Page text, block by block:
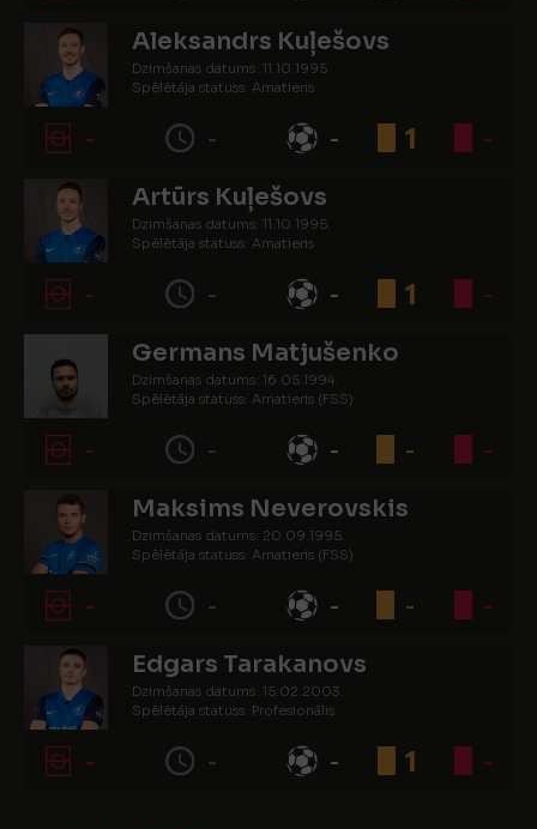
Aleksandrs Kuļešovs
Dzimšanas datums: 11.10.1995.
Spēlētāja statuss: Amatieris
- - - 1 -
Artūrs Kuļešovs
Dzimšanas datums: 11.10.1995.
Spēlētāja statuss: Amatieris
- - - 1 -
Germans Matjušenko
Dzimšanas datums: 16.05.1994.
Spēlētāja statuss: Amatieris (FSS)
- - - - -
Maksims Neverovskis
Dzimšanas datums: 20.09.1995.
Spēlētāja statuss: Amatieris (FSS)
- - - - -
Edgars Tarakanovs
Dzimšanas datums: 15.02.2003.
Spēlētāja statuss: Profesionālis
- - - 1 -